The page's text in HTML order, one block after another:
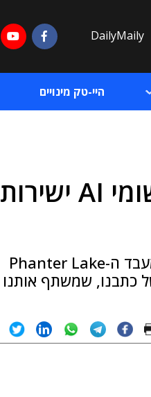
DailyMaily
היי-טק מינויים
סקירה: הנייד שממש מתאים להרצת יישומי AI ישירות
Prestige 14 Flip AI+ D3MTG של MSI הוא המחשב הראשון עם מעבד ה-Phanter Lake
כתבנו, שמשתף אותנו